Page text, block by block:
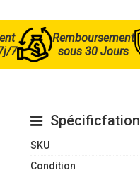
7
Remboursement
sous 30 Jours
Spécificfation
SKU
Condition